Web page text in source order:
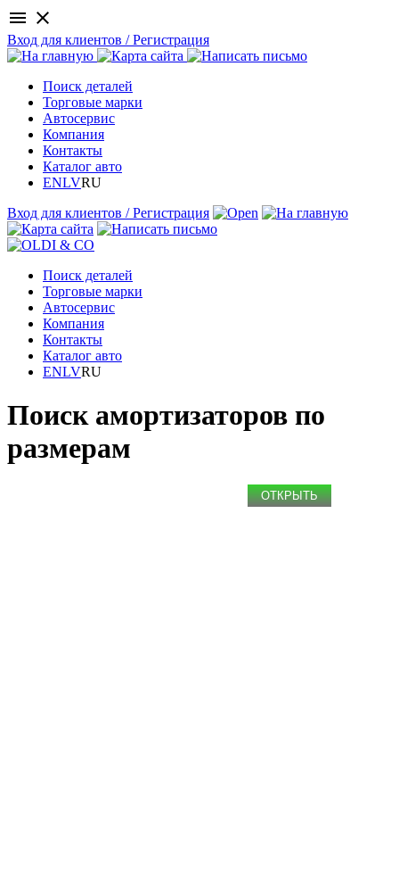
menu close
Вход для клиентов / Регистрация
Поиск деталей
Торговые марки
Автосервис
Компания
Контакты
Каталог авто
ENLVRU
Вход для клиентов / Регистрация
Поиск деталей
Торговые марки
Автосервис
Компания
Контакты
Каталог авто
ENLVRU
Поиск амортизаторов по
размерам
ОТКРЫТЬ